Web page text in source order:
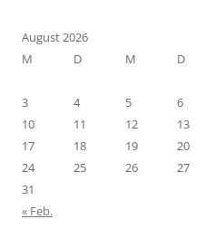
August 2026
M
D M D
3
4 5 6
10
11 12 13
17
18 19 20
24
25 26 27
31
« Feb.